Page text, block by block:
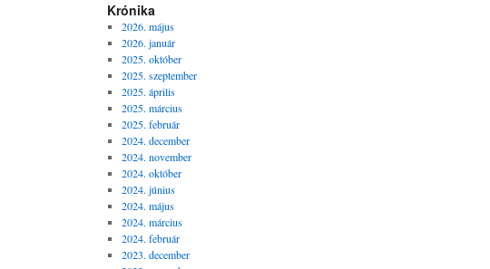
Krónika
2026. május
2026. január
2025. október
2025. szeptember
2025. április
2025. március
2025. február
2024. december
2024. november
2024. október
2024. június
2024. május
2024. március
2024. február
2023. december